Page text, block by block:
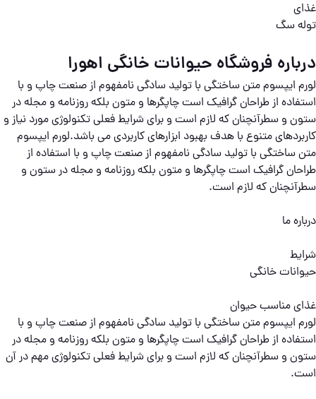
غذای
توله سگ
درباره فروشگاه حیوانات خانگی اهورا
لورم ایپسوم متن ساختگی با تولید سادگی نامفهوم از صنعت چاپ و با
استفاده از طراحان گرافیک است چاپگرها و متون بلکه روزنامه و مجله در
ستون و سطرآنچنان که لازم است و برای شرایط فعلی تکنولوژی مورد نیاز و
کاربردهای متنوع با هدف بهبود ابزارهای کاربردی می باشد.لورم ایپسوم
متن ساختگی با تولید سادگی نامفهوم از صنعت چاپ و با استفاده از
طراحان گرافیک است چاپگرها و متون بلکه روزنامه و مجله در ستون و
سطرآنچنان که لازم است.
درباره ما
شرایط
حیوانات خانگی
غذای مناسب حیوان
لورم ایپسوم متن ساختگی با تولید سادگی نامفهوم از صنعت چاپ و با
استفاده از طراحان گرافیک است چاپگرها و متون بلکه روزنامه و مجله در
ستون و سطرآنچنان که لازم است و برای شرایط فعلی تکنولوژی مهم در آن
است.